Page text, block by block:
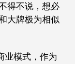
得不说，想必
大牌极为相似
业模式，作为